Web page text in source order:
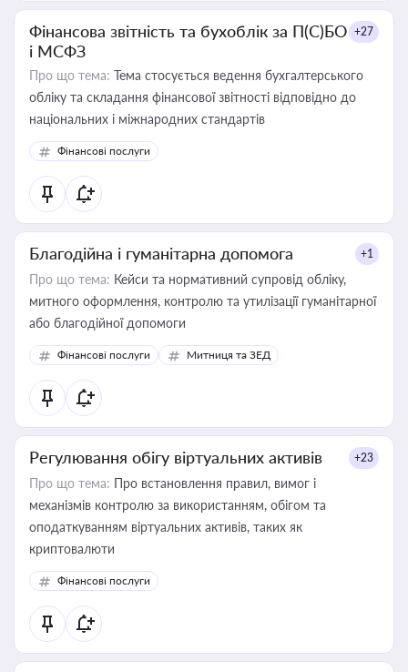
Фінансова звітність та бухоблік за П(С)БО
і МСФЗ
+27
Про що тема: Тема стосується ведення бухгалтерського
обліку та складання фінансової звітності відповідно до
національних і міжнародних стандартів
Фінансові послуги
Благодійна і гуманітарна допомога +1
Про що тема: Кейси та нормативний супровід обліку,
митного оформлення, контролю та утилізації гуманітарної
або благодійної допомоги
Фінансові послуги Митниця та ЗЕД
Регулювання обігу віртуальних активів +23
Про що тема: Про встановлення правил, вимог і
механізмів контролю за використанням, обігом та
оподаткуванням віртуальних активів, таких як
криптовалюти
Фінансові послуги